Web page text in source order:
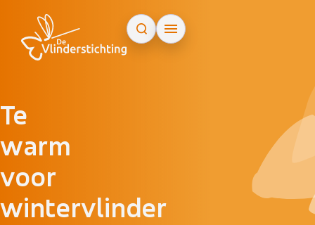
Te
warm
voor
wintervlinder